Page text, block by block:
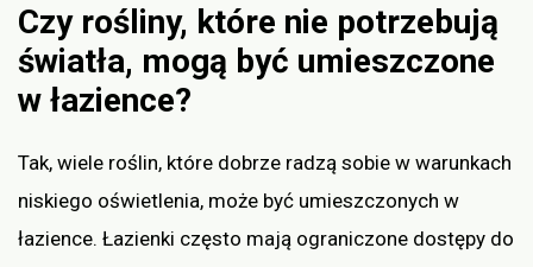
Czy rośliny, które nie potrzebują
światła, mogą być umieszczone
w łazience?
Tak, wiele roślin, które dobrze radzą sobie w warunkach
niskiego oświetlenia, może być umieszczonych w
łazience. Łazienki często mają ograniczone dostępy do